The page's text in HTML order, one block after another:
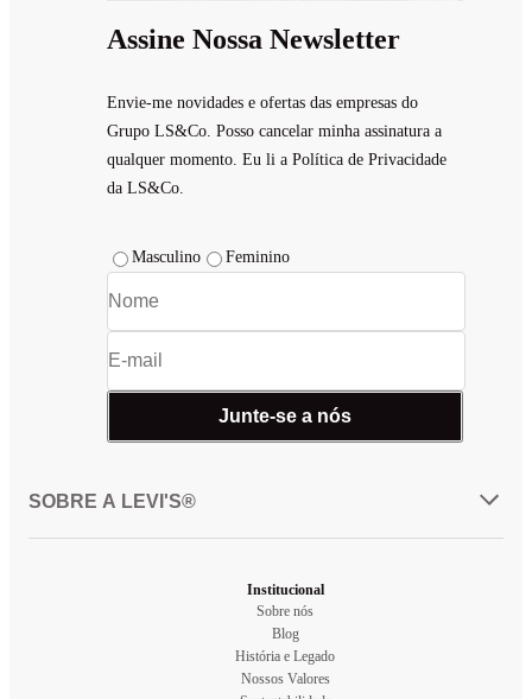
Assine Nossa Newsletter
Envie-me novidades e ofertas das empresas do
Grupo LS&Co. Posso cancelar minha assinatura a
qualquer momento. Eu li a Política de Privacidade
da LS&Co.
Masculino Feminino
Junte-se a nós
SOBRE A LEVI'S®
Institucional
Sobre nós
Blog
História e Legado
Nossos Valores